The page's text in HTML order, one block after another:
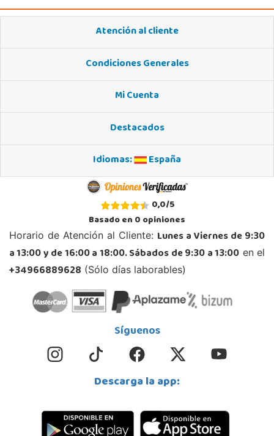
Atención al cliente
Condiciones Generales
Mi Cuenta
Destacados
Idiomas:
España
0,0/5
Basado en0opiniones
Horario de Atención al Cliente: Lunes a Viernes de 9:30
a 13:00 y de 16:00 a 18:00. Sábados de 9:30 a 13:00 en el
+34966889628 (Sólo días laborables)
Síguenos
Descarga la app: